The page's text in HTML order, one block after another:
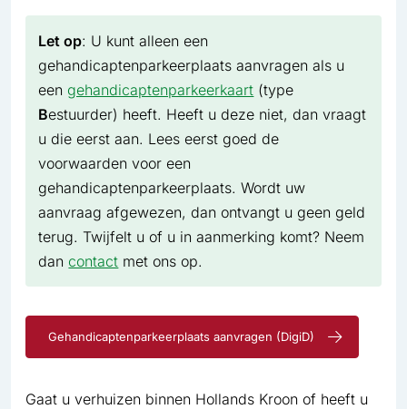
Let op: U kunt alleen een
gehandicaptenparkeerplaats aanvragen als u
een gehandicaptenparkeerkaart (type
Bestuurder) heeft. Heeft u deze niet, dan vraagt
u die eerst aan. Lees eerst goed de
voorwaarden voor een
gehandicaptenparkeerplaats. Wordt uw
aanvraag afgewezen, dan ontvangt u geen geld
terug. Twijfelt u of u in aanmerking komt? Neem
dan contact met ons op.
Gehandicaptenparkeerplaats aanvragen (DigiD)
Gaat u verhuizen binnen Hollands Kroon of heeft u